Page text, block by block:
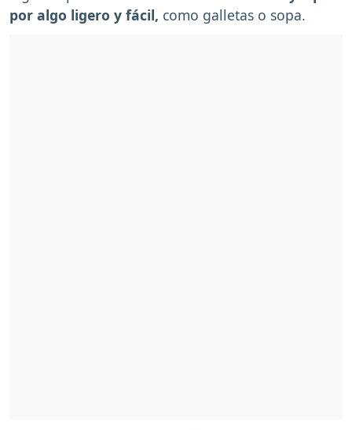
por algo ligero y fácil, como galletas o sopa.